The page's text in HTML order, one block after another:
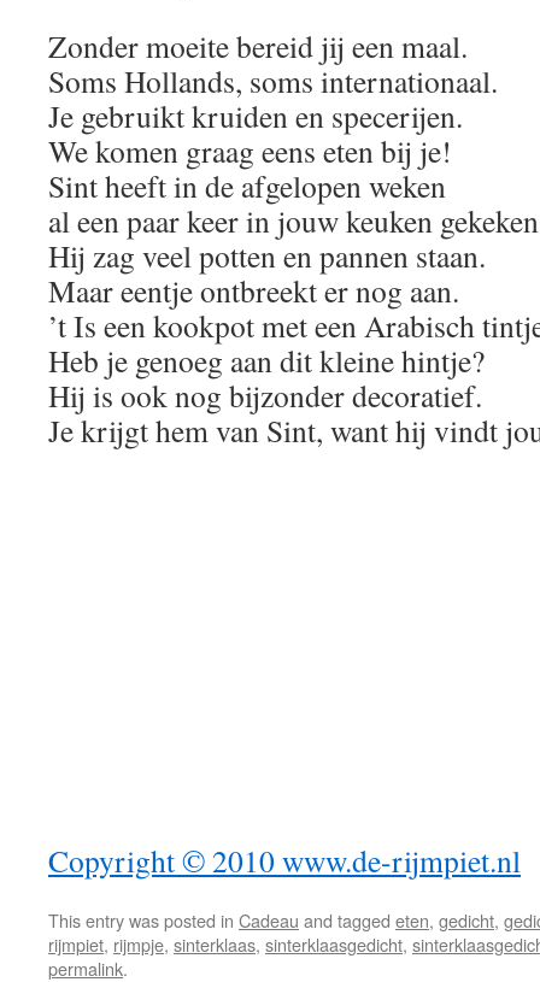
Zonder moeite bereid jij een maal.
Soms Hollands, soms internationaal.
Je gebruikt kruiden en specerijen.
We komen graag eens eten bij je!
Sint heeft in de afgelopen weken
al een paar keer in jouw keuken
Hij zag veel potten en pannen staan.
Maar eentje ontbreekt er nog aan.
’t Is een kookpot met een Arabisch
Heb je genoeg aan dit kleine hintje?
Hij is ook nog bijzonder decoratief.
Je krijgt hem van Sint, want hij vindt
Copyright © 2010 www.de-rijmpiet.nl
This entry was posted in Cadeau and tagged eten, gedicht,
rijmpiet, rijmpje, sinterklaas, sinterklaasgedicht,
permalink.